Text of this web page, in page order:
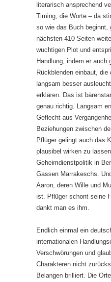
literarisch ansprechend
Timing, die Worte – da
so wie das Buch beginnt,
nächsten 410 Seiten
wuchtigen Plot und
Handlung, indem er auch
Rückblenden einbaut,
langsam besser
erklären. Das ist
genau richtig. Langsam
Geflecht aus
Beziehungen zwischen
Pflüger gelingt auch das
plausibel wirken zu
Geheimdienstpolitik in
Gassen Marrakeschs.
Aaron, deren Wille und
ist. Pflüger schont seine
dankt man es ihm.
Endlich einmal ein
internationalen
Verschwörungen und
Charakteren nicht
Belangen brilliert. Die